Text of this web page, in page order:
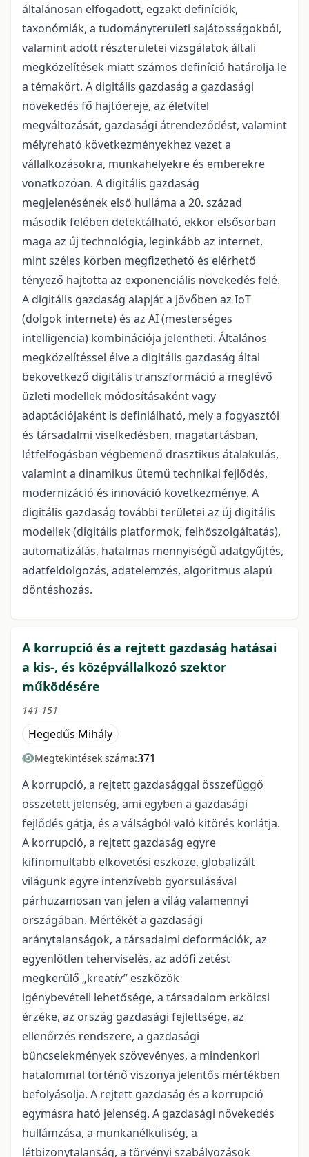
általánosan elfogadott, egzakt definíciók,
taxonómiák, a tudományterületi sajátosságokból,
valamint adott részterületei vizsgálatok általi
megközelítések miatt számos definíció határolja le
a témakört. A digitális gazdaság a gazdasági
növekedés fő hajtóereje, az életvitel
megváltozását, gazdasági átrendeződést, valamint
mélyreható következményekhez vezet a
vállalkozásokra, munkahelyekre és emberekre
vonatkozóan. A digitális gazdaság
megjelenésének első hulláma a 20. század
második felében detektálható, ekkor elsősorban
maga az új technológia, leginkább az internet,
mint széles körben megfizethető és elérhető
tényező hajtotta az exponenciális növekedés felé.
A digitális gazdaság alapját a jövőben az IoT
(dolgok internete) és az AI (mesterséges
intelligencia) kombinációja jelentheti. Általános
megközelítéssel élve a digitális gazdaság által
bekövetkező digitális transzformáció a meglévő
üzleti modellek módosításaként vagy
adaptációjaként is definiálható, mely a fogyasztói
és társadalmi viselkedésben, magatartásban,
létfelfogásban végbemenő drasztikus átalakulás,
valamint a dinamikus ütemű technikai fejlődés,
modernizáció és innováció következménye. A
digitális gazdaság további területei az új digitális
modellek (digitális platformok, felhőszolgáltatás),
automatizálás, hatalmas mennyiségű adatgyűjtés,
adatfeldolgozás, adatelemzés, algoritmus alapú
döntéshozás.
A korrupció és a rejtett gazdaság hatásai
a kis-, és középvállalkozó szektor
működésére
141-151
Hegedűs Mihály
Megtekintések száma:371
A korrupció, a rejtett gazdasággal összefüggő
összetett jelenség, ami egyben a gazdasági
fejlődés gátja, és a válságból való kitörés korlátja.
A korrupció, a rejtett gazdaság egyre
kifinomultabb elkövetési eszköze, globalizált
világunk egyre intenzívebb gyorsulásával
párhuzamosan van jelen a világ valamennyi
országában. Mértékét a gazdasági
aránytalanságok, a társadalmi deformációk, az
egyenlőtlen teherviselés, az adófi zetést
megkerülő „kreatív” eszközök
igénybevételi lehetősége, a társadalom erkölcsi
érzéke, az ország gazdasági fejlettsége, az
ellenőrzés rendszere, a gazdasági
bűncselekmények szövevényes, a mindenkori
hatalommal történő viszonya jelentős mértékben
befolyásolja. A rejtett gazdaság és a korrupció
egymásra ható jelenség. A gazdasági növekedés
hullámzása, a munkanélküliség, a
létbizonytalanság, a törvényi szabályozások